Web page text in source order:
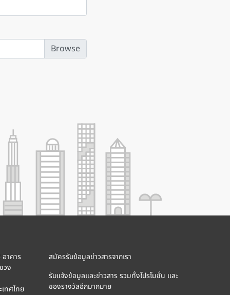
าคาร
วง
ทศไทย
สมัครรับข้อมูลข่าวสารจากเรา
รับแจ้งข้อมูลและข่าวสาร รวมทั้งโปรโมชั่น และ
ของรางวัลอีกมากมาย